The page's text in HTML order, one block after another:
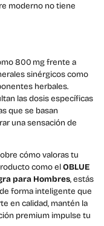
moderno no tiene
800 mg frente a
sinérgicos como
herbales.
las dosis específicas
que se basan
una sensación de
cómo valoras tu
como elOBLUE
para Hombres, estás
forma inteligente que
en calidad, mantén la
premium impulse tu